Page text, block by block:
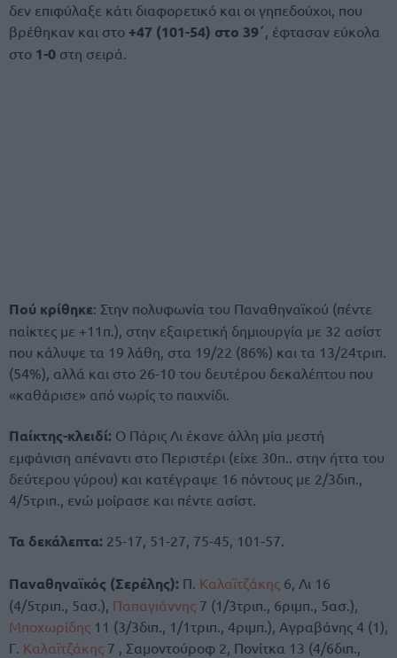
δεν επιφύλαξε κάτι διαφορετικό και οι γηπεδούχοι, που
βρέθηκαν και στο +47 (101-54) στο 39΄, έφτασαν εύκολα
στο 1-0 στη σειρά.
Πού κρίθηκε: Στην πολυφωνία του Παναθηναϊκού (πέντε
παίκτες με +11π.), στην εξαιρετική δημιουργία με 32 ασίστ
που κάλυψε τα 19 λάθη, στα 19/22 (86%) και τα 13/24τριπ.
(54%), αλλά και στο 26-10 του δευτέρου δεκαλέπτου που
«καθάρισε» από νωρίς το παιχνίδι.
Παίκτης-κλειδί: Ο Πάρις Λι έκανε άλλη μία μεστή
εμφάνιση απέναντι στο Περιστέρι (είχε 30π.. στην ήττα του
δεύτερου γύρου) και κατέγραψε 16 πόντους με 2/3διπ.,
4/5τριπ., ενώ μοίρασε και πέντε ασίστ.
Τα δεκάλεπτα: 25-17, 51-27, 75-45, 101-57.
Παναθηναϊκός (Σερέλης): Π. Καλαϊτζάκης 6, Λι 16
(4/5τριπ., 5ασ.), Παπαγιάννης 7 (1/3τριπ., 6ριμπ., 5ασ.),
Μποχωρίδης 11 (3/3διπ., 1/1τριπ., 4ριμπ.), Αγραβάνης 4 (1),
Γ. Καλαϊτζάκης 7 , Σαμοντούροφ 2, Πονίτκα 13 (4/6διπ.,